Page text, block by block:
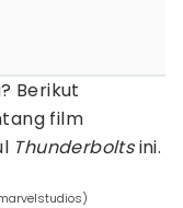
Berikut
film
Thunderboltsini.